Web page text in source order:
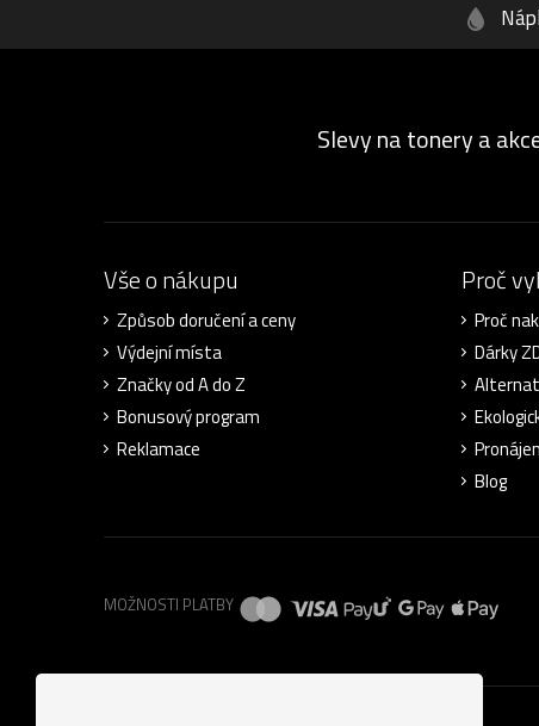
Slevy na tonery a
Vše o nákupu
Způsob doručení a ceny
Výdejní místa
Značky od A do Z
Bonusový program
Reklamace
Proč
Proč
Dárky
Blog
MOŽNOSTI PLATBY